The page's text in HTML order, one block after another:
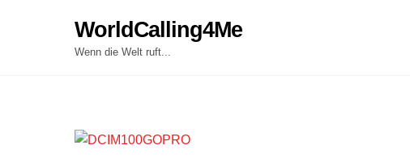
WorldCalling4Me
Wenn die Welt ruft...